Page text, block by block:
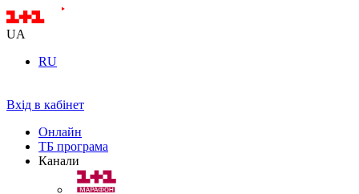
UA
RU
Вхід в кабінет
Онлайн
ТБ програма
Канали